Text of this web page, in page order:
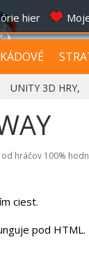
hier
UNITY 3D HRY,
od hráčov 100%
ciest.
pod HTML.